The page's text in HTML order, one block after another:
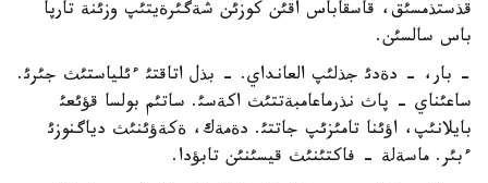
قذستذمسئق، قاسقاباس اقئن كوزئن شةگئرةيتئپ وزئنة تارپا
باس سالسئن.
- بار، - دةدئ جذلئپ العانداي. - بذل اتاقتئ ءئلياستئث جئرئ.
ساعئناي - پاث نذرماعامبةتتئث اكةسئ. ساتئم بولسا قؤئعئ
بايلانئپ، اؤئنا تامئزئپ جاتتئ. دةمةك، ةكةؤئنئث دياگنوزئ
ءبئر. ماسةلة - فاكتئنئث قيسئنئن تابؤدا.